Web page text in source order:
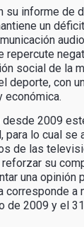
su informe de
un
repercute
social de la
deporte, con
económica.
desde 2009
para lo cual se
de las
su
una opinión
corresponde a
de 2009 y el